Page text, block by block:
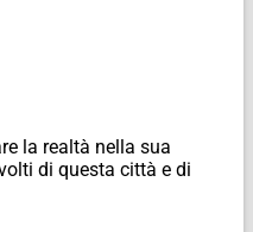
la realtà nella sua
di questa città e di